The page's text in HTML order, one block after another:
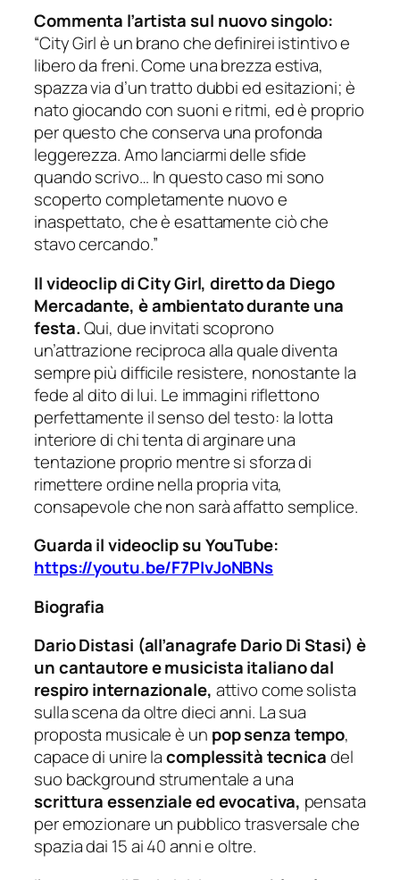
Commenta l’artista sul nuovo singolo:
“City Girl è un brano che definirei istintivo e
libero da freni. Come una brezza estiva,
spazza via d’un tratto dubbi ed esitazioni; è
nato giocando con suoni e ritmi, ed è proprio
per questo che conserva una profonda
leggerezza. Amo lanciarmi delle sfide
quando scrivo… In questo caso mi sono
scoperto completamente nuovo e
inaspettato, che è esattamente ciò che
stavo cercando.”
Il videoclip di City Girl, diretto da Diego
Mercadante, è ambientato durante una
festa.Qui, due invitati scoprono
un’attrazione reciproca alla quale diventa
sempre più difficile resistere, nonostante la
fede al dito di lui. Le immagini riflettono
perfettamente il senso del testo: la lotta
interiore di chi tenta di arginare una
tentazione proprio mentre si sforza di
rimettere ordine nella propria vita,
consapevole che non sarà affatto semplice.
Guarda il videoclip su YouTube:
https://youtu.be/F7PIvJoNBNs
Biografia
Dario Distasi (all’anagrafe Dario Di Stasi) è
un cantautore e musicista italiano dal
respiro internazionale, attivo come solista
sulla scena da oltre dieci anni. La sua
proposta musicale è un pop senza tempo,
capace di unire lacomplessità tecnicadel
suo background strumentale a una
scrittura essenziale ed evocativa, pensata
per emozionare un pubblico trasversale che
spazia dai 15 ai 40 anni e oltre.